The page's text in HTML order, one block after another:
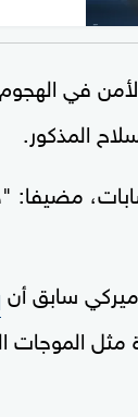
المذكور.
مضيفا:
سابق أن
الموجات